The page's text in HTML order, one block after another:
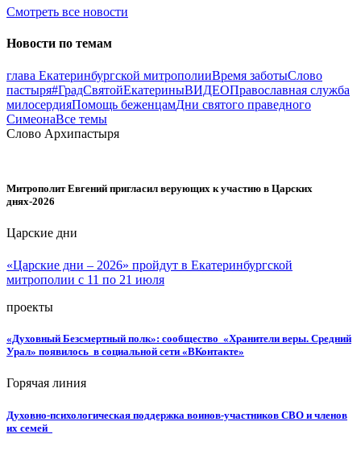
Смотреть все новости
Новости по темам
глава Екатеринбургской митрополииВремя заботыСлово
пастыря#ГрадСвятойЕкатериныВИДЕОПравославная служба
милосердияПомощь беженцамДни святого праведного
СимеонаВсе темы
Слово Архипастыря
Митрополит Евгений пригласил верующих к участию в Царских
днях-2026
Царские дни
«Царские дни – 2026» пройдут в Екатеринбургской
митрополии с 11 по 21 июля
проекты
«Духовный Безсмертный полк»: сообщество «Хранители веры. Средний
Урал» появилось в социальной сети «ВКонтакте»
Горячая линия
Духовно-психологическая поддержка воинов-участников СВО и членов
их семей